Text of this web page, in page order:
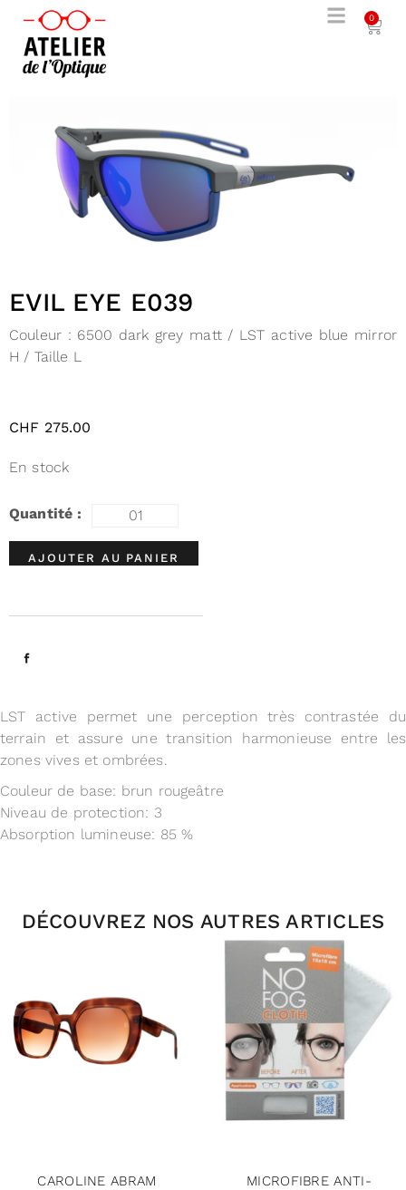
0
EVIL EYE E039
Couleur : 6500 dark grey matt / LST active blue mirror
H / Taille L
CHF 275.00
En stock
AJOUTER AU PANIER
LST active permet une perception très contrastée du
terrain et assure une transition harmonieuse entre les
zones vives et ombrées.
Couleur de base: brun rougeâtre
Niveau de protection: 3
Absorption lumineuse: 85 %
DÉCOUVREZ NOS AUTRES ARTICLES
CAROLINE ABRAM
MICROFIBRE ANTI-